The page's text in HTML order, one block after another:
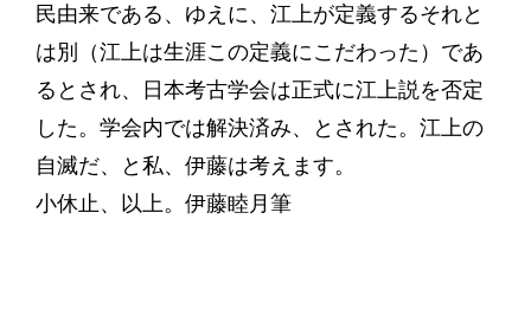
民由来である、ゆえに、江上が定義するそれと
は別（江上は生涯この定義にこだわった）であ
るとされ、日本考古学会は正式に江上説を否定
した。学会内では解決済み、とされた。江上の
自滅だ、と私、伊藤は考えます。
小休止、以上。伊藤睦月筆